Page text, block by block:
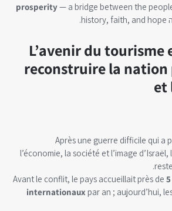
prosperity— a bridge between the
L’avenir du tourisme
reconstruire la nation
et
Après une guerre difficile qui a
l’économie, la société et l’image
Avant le conflit, le pays accueillait près de
internationaux par an ; aujourd’hui,